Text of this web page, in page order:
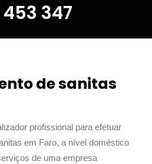
347
de sanitas
profissional para efetuar
em Faro, a nível doméstico
de uma empresa